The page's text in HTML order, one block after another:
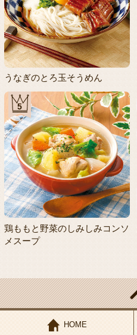
うなぎのとろ玉そうめん
5
鶏ももと野菜のしみしみコンソ
メスープ
HOME